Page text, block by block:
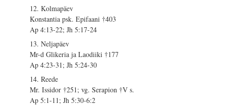
12. Kolmapäev
Konstantia psk. Epifaani †403
Ap 4:13-22; Jh 5:17-24
13. Neljapäev
Mr-d Glikeria ja Laodiiki †177
Ap 4:23-31; Jh 5:24-30
14. Reede
Mr. Issidor †251; vg. Serapion †V s.
Ap 5:1-11; Jh 5:30-6:2